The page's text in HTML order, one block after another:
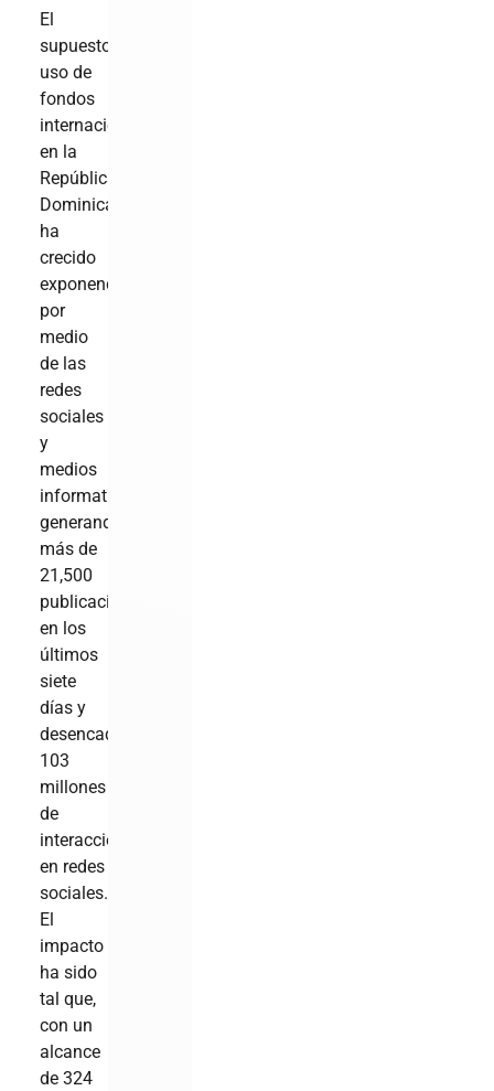
El
supuesto
uso de
fondos
internacionales
en la
República
Dominicana
ha
crecido
exponencialmente
por
medio
de las
redes
sociales
y
medios
informativos,
generando
más de
21,500
publicaciones
en los
últimos
siete
días y
desencadenando
103
millones
de
interacciones
en redes
sociales.
El
impacto
ha sido
tal que,
con un
alcance
de 324